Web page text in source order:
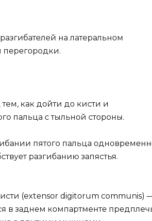
на латеральном
как дойти до кисти и
пальца с тыльной стороны.
пятого пальца
разгибанию запястья.
(extensor digitorum communis)
в заднем компартменте